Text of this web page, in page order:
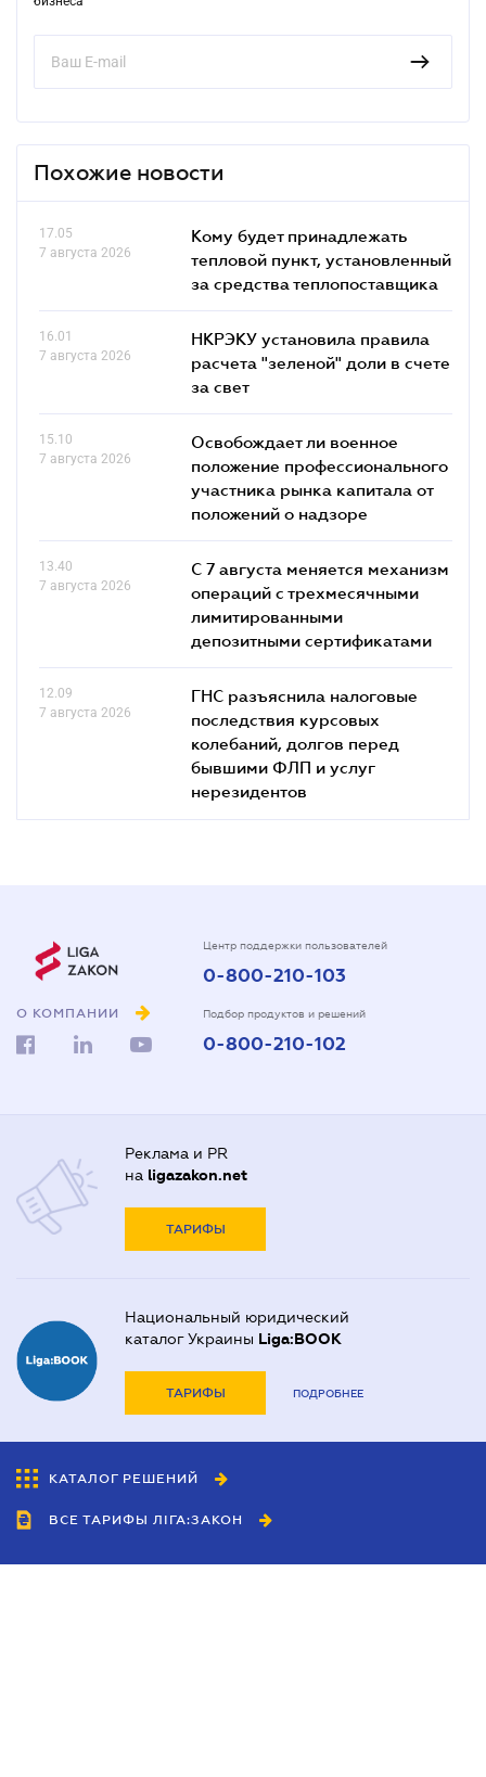
Похожие новости
17.05
7 августа 2026
Кому будет принадлежать
тепловой пункт, установленный
за средства теплопоставщика
16.01
7 августа 2026
НКРЭКУ установила правила
расчета "зеленой" доли в счете
за свет
15.10
7 августа 2026
Освобождает ли военное
положение профессионального
участника рынка капитала от
положений о надзоре
13.40
7 августа 2026
С 7 августа меняется механизм
операций с трехмесячными
лимитированными
депозитными сертификатами
12.09
7 августа 2026
ГНС разъяснила налоговые
последствия курсовых
колебаний, долгов перед
бывшими ФЛП и услуг
нерезидентов
О КОМПАНИИ
Центр поддержки пользователей
0-800-210-103
Подбор продуктов и решений
0-800-210-102
Реклама и PR
на ligazakon.net
ТАРИФЫ
Национальный юридический
каталог Украины Liga:BOOK
ТАРИФЫ ПОДРОБНЕЕ
КАТАЛОГ РЕШЕНИЙ
ВСЕ ТАРИФЫ ЛІГА:ЗАКОН